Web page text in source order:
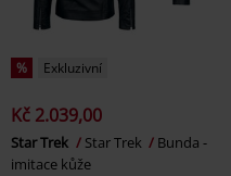
% Exkluzivní
Kč 2.039,00
Star Trek Star Trek
Bunda -
imitace kůže